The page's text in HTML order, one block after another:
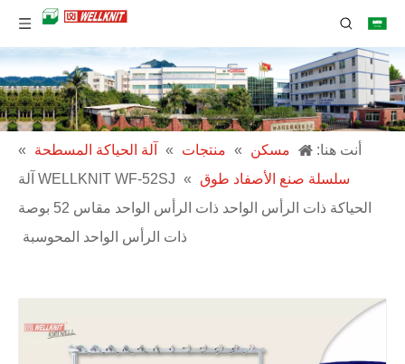
أنت هنا: مسكن » منتجات » آلة الحياكة المسطحة
»
سلسلة صنع الأصفاد طوق
»
WELLKNIT WF-52SJ آلة
الحياكة ذات الرأس الواحد ذات الرأس الواحد مقاس 52 بوصة
ذات الرأس الواحد المحوسبة